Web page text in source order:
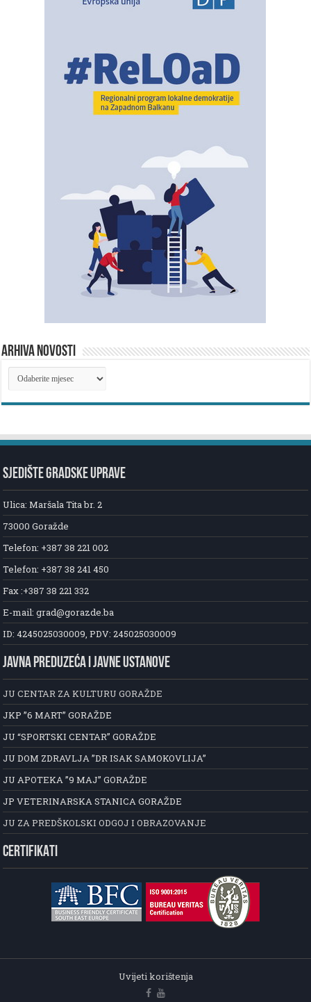
ARHIVA NOVOSTI
ARHIVA
NOVOSTI
SJEDIŠTE GRADSKE UPRAVE
Ulica: Maršala Tita br. 2
73000 Goražde
Telefon: +387 38 221 002
Telefon: +387 38 241 450
Fax :+387 38 221 332
E-mail: grad@gorazde.ba
ID: 4245025030009, PDV: 245025030009
JAVNA PREDUZEĆA I JAVNE USTANOVE
JU CENTAR ZA KULTURU GORAŽDE
JKP ”6 MART” GORAŽDE
JU “SPORTSKI CENTAR” GORAŽDE
JU DOM ZDRAVLJA ”DR ISAK SAMOKOVLIJA”
JU APOTEKA ”9 MAJ” GORAŽDE
JP VETERINARSKA STANICA GORAŽDE
JU ZA PREDŠKOLSKI ODGOJ I OBRAZOVANJE
CERTIFIKATI
Uvijeti korištenja